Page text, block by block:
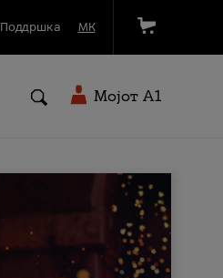
Поддршка МК
Мојот A1